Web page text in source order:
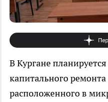
В Кургане
капитального
расположенного в